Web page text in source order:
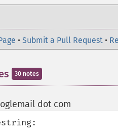
• Submit a Pull Request •
30 notes
dot com